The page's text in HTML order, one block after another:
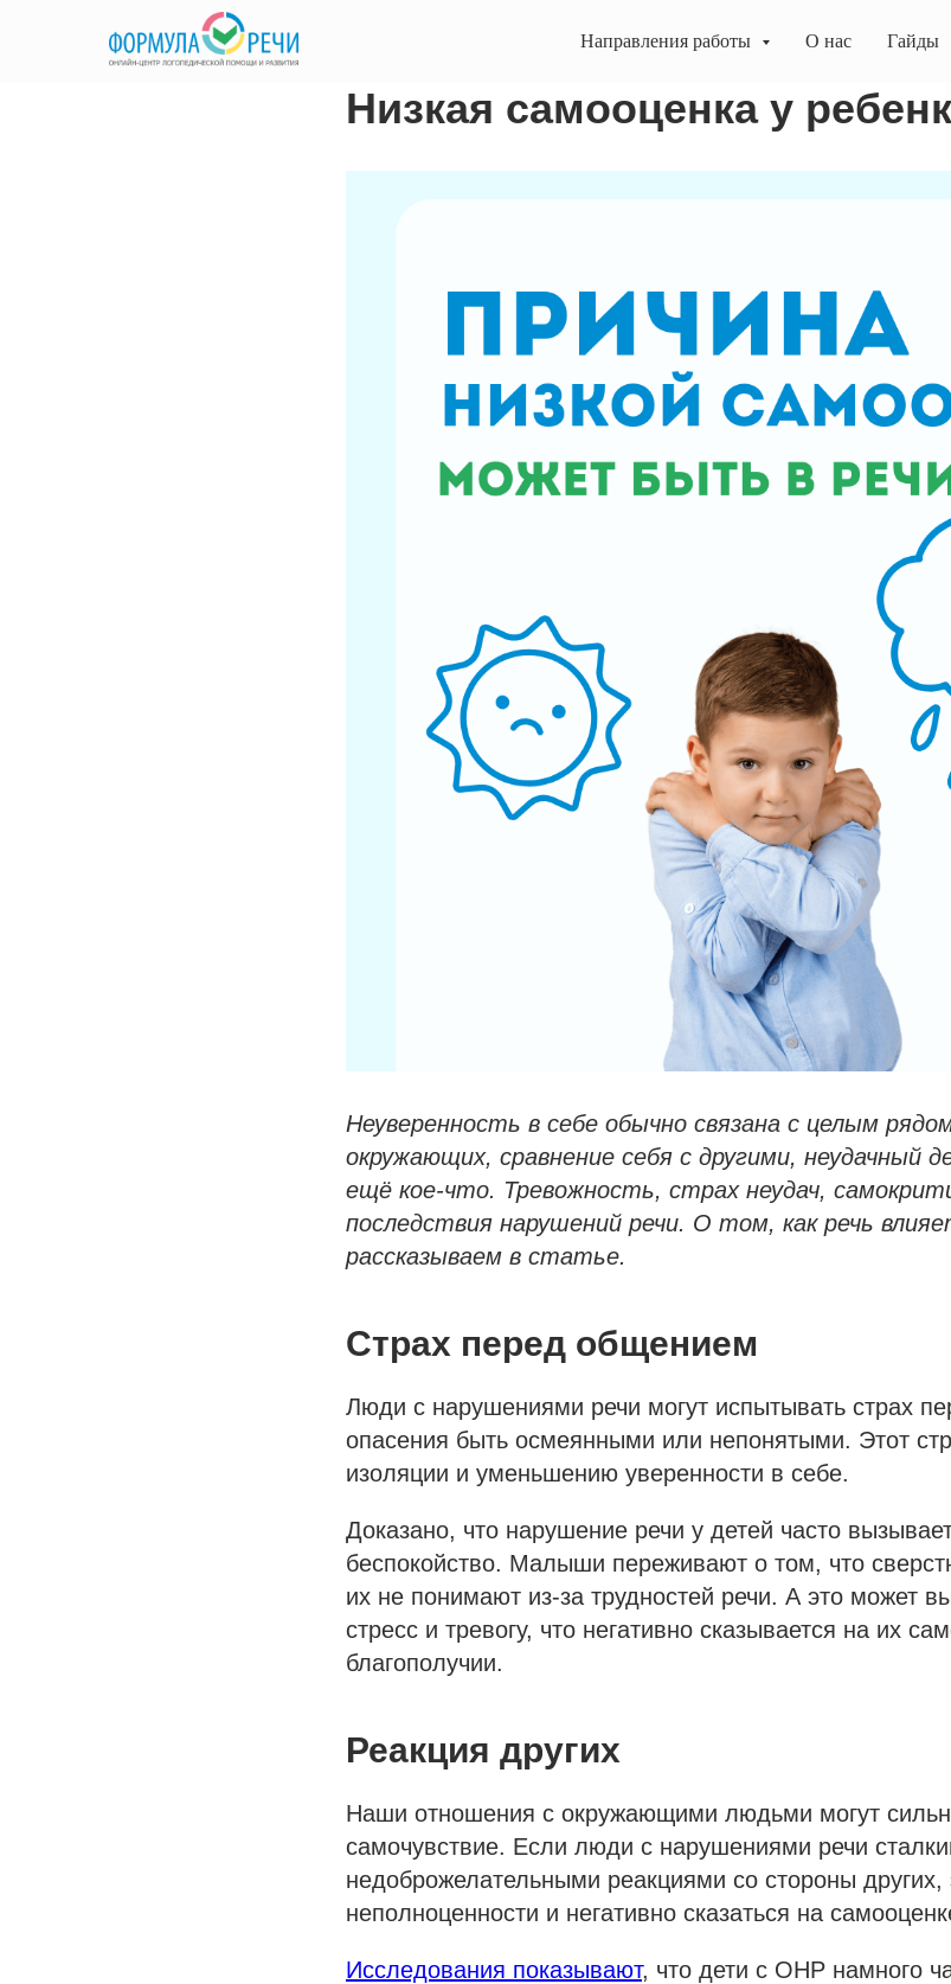
Направления работы О нас Гайды
Низкая самооценка у
Неуверенность в себе обычно связана с целым
окружающих, сравнение себя с другими, неудачный
ещё кое-что. Тревожность, страх неудач,
последствия нарушений речи. О том, как речь
рассказываем в статье.
Страх перед общением
Люди с нарушениями речи могут испытывать страх
опасения быть осмеянными или непонятыми. Этот
изоляции и уменьшению уверенности в себе.
Доказано, что нарушение речи у детей часто
беспокойство. Малыши переживают о том, что
их не понимают из-за трудностей речи. А это может
стресс и тревогу, что негативно сказывается на их
благополучии.
Реакция других
Наши отношения с окружающими людьми могут
самочувствие. Если люди с нарушениями речи
недоброжелательными реакциями со стороны других,
неполноценности и негативно сказаться на
Исследования показывают, что дети с ОНР намного